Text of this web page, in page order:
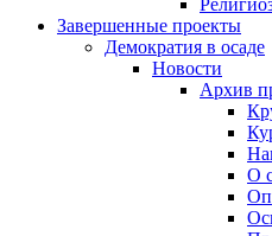
Завершенные проекты
Демократия в осаде
Новости
Архив
О